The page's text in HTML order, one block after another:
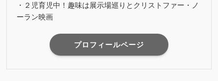
・２児育児中！趣味は展示場巡りとクリストファー・ノ
ーラン映画
プロフィールページ